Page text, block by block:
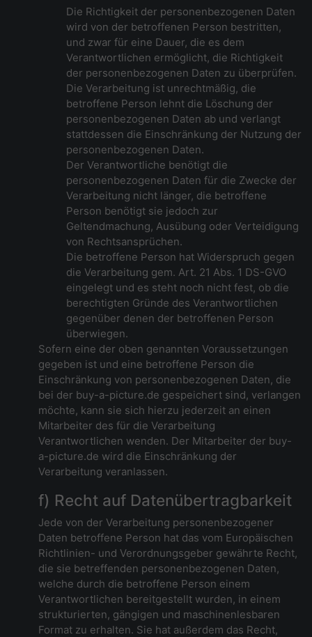
Die Richtigkeit der personenbezogenen Daten
wird von der betroffenen Person bestritten,
und zwar für eine Dauer, die es dem
Verantwortlichen ermöglicht, die Richtigkeit
der personenbezogenen Daten zu überprüfen.
Die Verarbeitung ist unrechtmäßig, die
betroffene Person lehnt die Löschung der
personenbezogenen Daten ab und verlangt
stattdessen die Einschränkung der Nutzung der
personenbezogenen Daten.
Der Verantwortliche benötigt die
personenbezogenen Daten für die Zwecke der
Verarbeitung nicht länger, die betroffene
Person benötigt sie jedoch zur
Geltendmachung, Ausübung oder Verteidigung
von Rechtsansprüchen.
Die betroffene Person hat Widerspruch gegen
die Verarbeitung gem. Art. 21 Abs. 1 DS-GVO
eingelegt und es steht noch nicht fest, ob die
berechtigten Gründe des Verantwortlichen
gegenüber denen der betroffenen Person
überwiegen.
Sofern eine der oben genannten Voraussetzungen
gegeben ist und eine betroffene Person die
Einschränkung von personenbezogenen Daten, die
bei der buy-a-picture.de gespeichert sind, verlangen
möchte, kann sie sich hierzu jederzeit an einen
Mitarbeiter des für die Verarbeitung
Verantwortlichen wenden. Der Mitarbeiter der buy-
a-picture.de wird die Einschränkung der
Verarbeitung veranlassen.
f) Recht auf Datenübertragbarkeit
Jede von der Verarbeitung personenbezogener
Daten betroffene Person hat das vom Europäischen
Richtlinien- und Verordnungsgeber gewährte Recht,
die sie betreffenden personenbezogenen Daten,
welche durch die betroffene Person einem
Verantwortlichen bereitgestellt wurden, in einem
strukturierten, gängigen und maschinenlesbaren
Format zu erhalten. Sie hat außerdem das Recht,